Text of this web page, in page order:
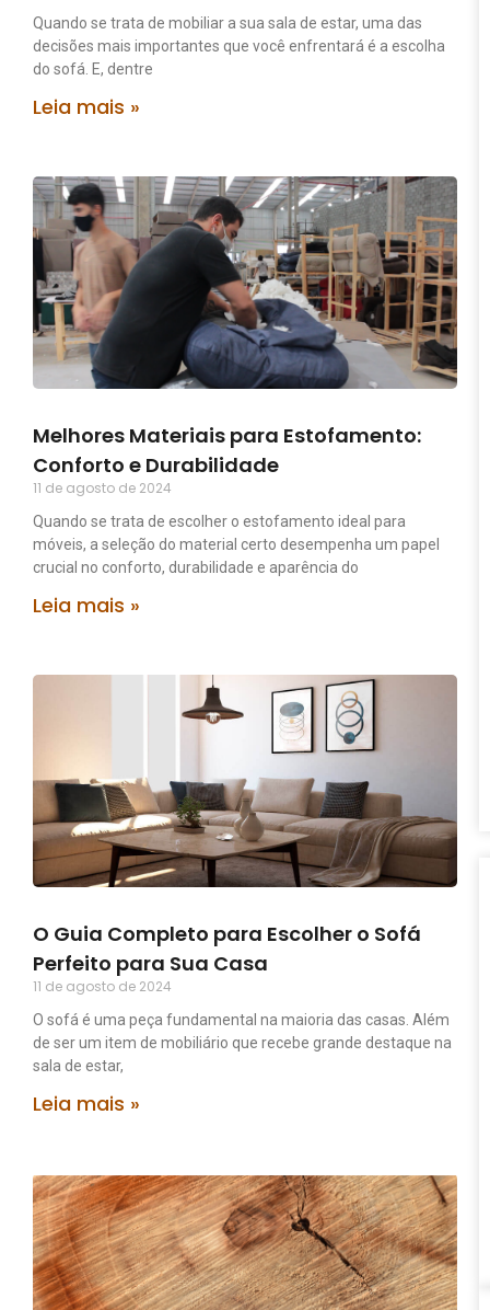
Quando se trata de mobiliar a sua sala de estar, uma das
decisões mais importantes que você enfrentará é a escolha
do sofá. E, dentre
Leia mais »
Melhores Materiais para Estofamento:
Conforto e Durabilidade
11 de agosto de 2024
Quando se trata de escolher o estofamento ideal para
móveis, a seleção do material certo desempenha um papel
crucial no conforto, durabilidade e aparência do
Leia mais »
O Guia Completo para Escolher o Sofá
Perfeito para Sua Casa
11 de agosto de 2024
O sofá é uma peça fundamental na maioria das casas. Além
de ser um item de mobiliário que recebe grande destaque na
sala de estar,
Leia mais »